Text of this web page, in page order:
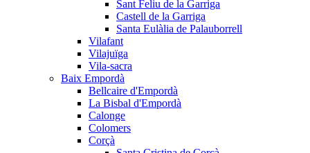
Sant Feliu de la Garriga
Castell de la Garriga
Santa Eulàlia de Palauborrell
Vilafant
Vilajuïga
Vila-sacra
Baix Empordà
Bellcaire d'Empordà
La Bisbal d'Empordà
Calonge
Colomers
Corçà